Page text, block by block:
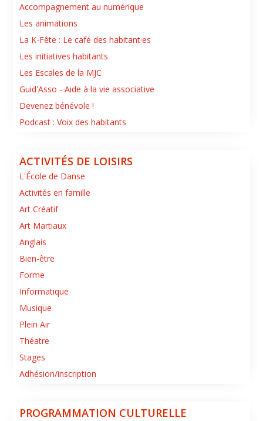
Accompagnement au numérique
Les animations
La K-Fête : Le café des habitant·es
Les initiatives habitants
Les Escales de la MJC
Guid'Asso - Aide à la vie associative
Devenez bénévole !
Podcast : Voix des habitants
ACTIVITÉS DE LOISIRS
L'École de Danse
Activités en famille
Art Créatif
Art Martiaux
Anglais
Bien-être
Forme
Informatique
Musique
Plein Air
Théatre
Stages
Adhésion/inscription
PROGRAMMATION CULTURELLE